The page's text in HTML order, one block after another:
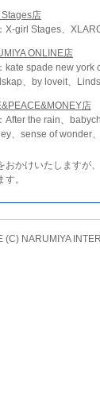
店
X-girl Stages、
ONLINE店
kate spade new york
、by loveit、
店
After the rain、
、sense of wonder
おかけいたしますが
。